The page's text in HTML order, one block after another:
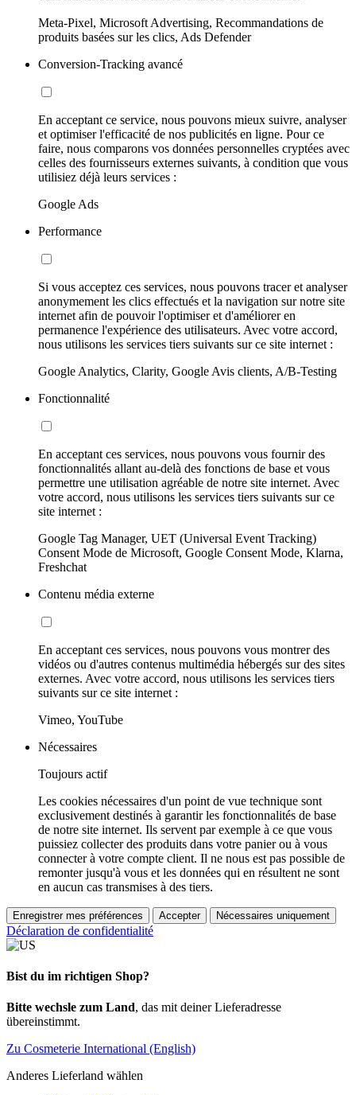
Meta-Pixel, Microsoft Advertising, Recommandations de
produits basées sur les clics, Ads Defender
Conversion-Tracking avancé
En acceptant ce service, nous pouvons mieux suivre, analyser
et optimiser l'efficacité de nos publicités en ligne. Pour ce
faire, nous comparons vos données personnelles cryptées avec
celles des fournisseurs externes suivants, à condition que vous
utilisiez déjà leurs services :
Google Ads
Performance
Si vous acceptez ces services, nous pouvons tracer et analyser
anonymement les clics effectués et la navigation sur notre site
internet afin de pouvoir l'optimiser et d'améliorer en
permanence l'expérience des utilisateurs. Avec votre accord,
nous utilisons les services tiers suivants sur ce site internet :
Google Analytics, Clarity, Google Avis clients, A/B-Testing
Fonctionnalité
En acceptant ces services, nous pouvons vous fournir des
fonctionnalités allant au-delà des fonctions de base et vous
permettre une utilisation agréable de notre site internet. Avec
votre accord, nous utilisons les services tiers suivants sur ce
site internet :
Google Tag Manager, UET (Universal Event Tracking)
Consent Mode de Microsoft, Google Consent Mode, Klarna,
Freshchat
Contenu média externe
En acceptant ces services, nous pouvons vous montrer des
vidéos ou d'autres contenus multimédia hébergés sur des sites
externes. Avec votre accord, nous utilisons les services tiers
suivants sur ce site internet :
Vimeo, YouTube
Nécessaires
Toujours actif
Les cookies nécessaires d'un point de vue technique sont
exclusivement destinés à garantir les fonctionnalités de base
de notre site internet. Ils servent par exemple à ce que vous
puissiez collecter des produits dans votre panier ou à vous
connecter à votre compte client. Il ne nous est pas possible de
remonter jusqu'à vous et les données qui en résultent ne sont
en aucun cas transmises à des tiers.
Enregistrer mes préférences Accepter Nécessaires uniquement
Déclaration de confidentialité
Bist du im richtigen Shop?
Bitte wechsle zum Land, das mit deiner Lieferadresse
übereinstimmt.
Zu Cosmeterie International (English)
Anderes Lieferland wählen